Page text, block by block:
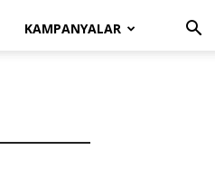
KAMPANYALAR